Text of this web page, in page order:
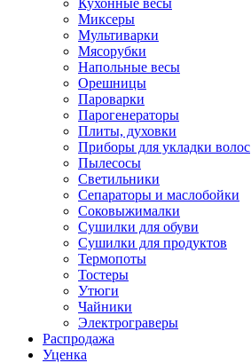
Миксеры
Мультиварки
Мясорубки
Напольные весы
Орешницы
Пароварки
Парогенераторы
Плиты, духовки
Приборы для укладки волос
Пылесосы
Светильники
Сепараторы и маслобойки
Соковыжималки
Сушилки для обуви
Сушилки для продуктов
Термопоты
Тостеры
Утюги
Чайники
Электрограверы
Распродажа
Уценка